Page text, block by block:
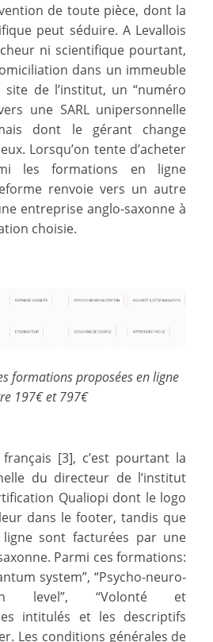
de toute pièce, dont la
peut séduire. A Levallois
ni scientifique pourtant,
dans un immeuble
de l’institut, un “numéro
une SARL unipersonnelle
dont le gérant change
Lorsqu’on tente d’acheter
les formations en ligne
renvoie vers un autre
entreprise anglo-saxonne à
choisie.
formations proposées en ligne
197€ et 797€
[3], c’est pourtant la
du directeur de l’institut
Qualiopi dont le logo
dans le footer, tandis que
sont facturées par une
Parmi ces formations:
system”, “Psycho-neuro-
level”, “Volonté et
intitulés et les descriptifs
Les conditions générales de